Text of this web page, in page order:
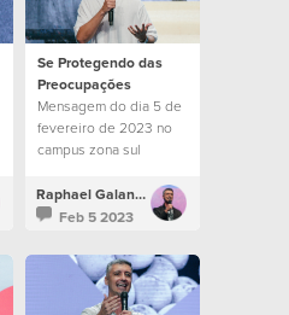
Se Protegendo das
Preocupações
Mensagem do dia 5 de
fevereiro de 2023 no
campus zona sul
Raphael Galante
Feb 5 2023